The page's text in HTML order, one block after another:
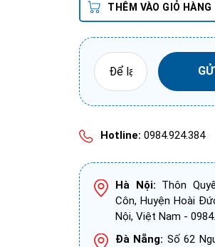
THÊM VÀO GIỎ HÀNG
Hotline: 0984.924.384
Hà Nội: Thôn
Côn, Huyện Hoài
Nội, Việt Nam -
Đà Nẵng: Số 62